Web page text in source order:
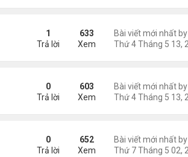
về khói thịt nướng Bài viết mới nhất by
1
Trả lời
633
Xem
Bài viết mới nhất by
0
Trả lời
603
Xem
dục.. Bài viết mới nhất by
0
Trả lời
652
Xem